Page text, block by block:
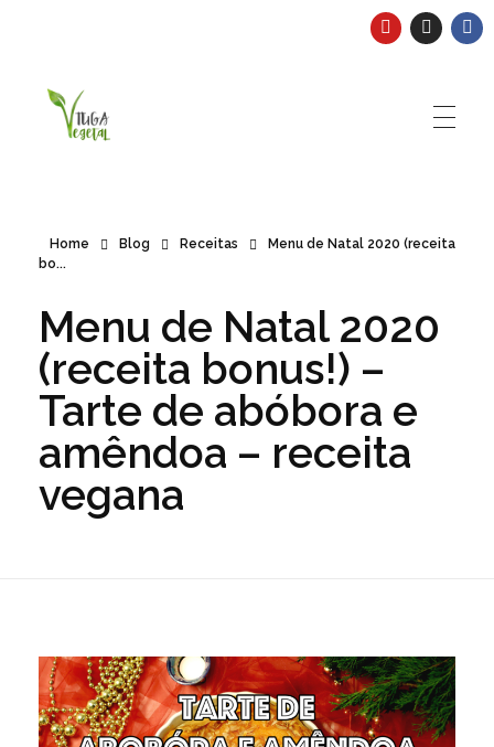
Home Blog Receitas
Menu de Natal 2020 (receita
bo...
Menu de Natal 2020
(receita bonus!) –
Tarte de abóbora e
amêndoa – receita
vegana